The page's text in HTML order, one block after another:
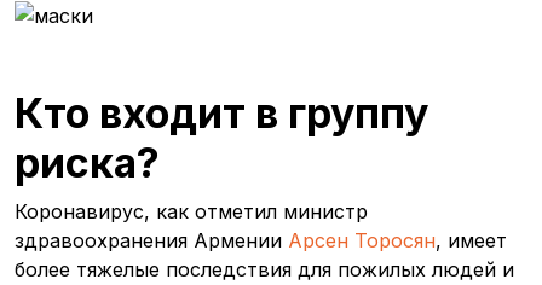
Кто входит в группу
риска?
Коронавирус, как отметил министр
здравоохранения Армении Арсен Торосян, имеет
более тяжелые последствия для пожилых людей и